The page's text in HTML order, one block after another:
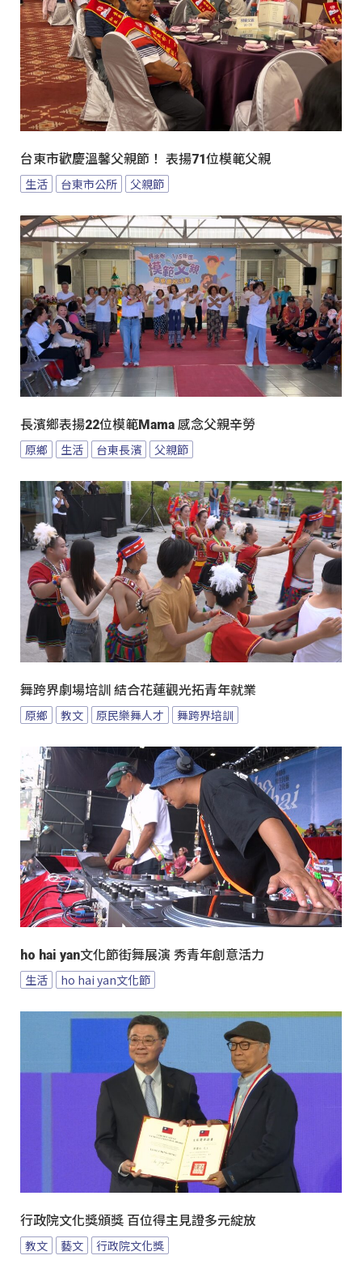
台東市歡慶溫馨父親節！ 表揚71位模範父親
生活 台東市公所 父親節
長濱鄉表揚22位模範Mama 感念父親辛勞
原鄉 生活 台東長濱 父親節
舞跨界劇場培訓 結合花蓮觀光拓青年就業
原鄉 教文 原民樂舞人才 舞跨界培訓
ho hai yan文化節街舞展演 秀青年創意活力
生活 ho hai yan文化節
行政院文化獎頒獎 百位得主見證多元綻放
教文 藝文 行政院文化獎